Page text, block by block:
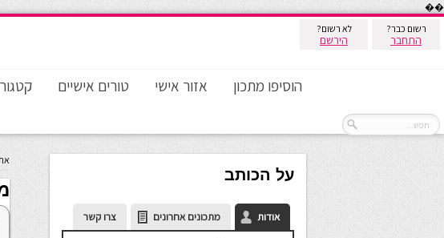
��
רשום כבר?
התחבר
לא רשום?
הירשם
הוסיפו מתכון אזור אישי טורים אישיים
על הכותב
אודות מתכונים אחרונים צרו קשר